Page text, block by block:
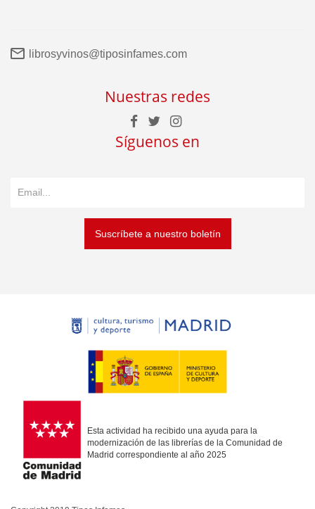
librosyvinos@tiposinfames.com
Nuestras redes
Síguenos en
Suscríbete a nuestro boletín
Esta actividad ha recibido una ayuda para la
modernización de las librerías de la Comunidad de
Madrid correspondiente al año 2025